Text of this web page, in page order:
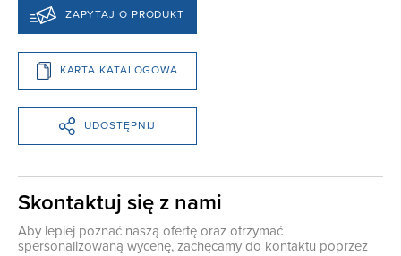
ZAPYTAJ O PRODUKT
KARTA KATALOGOWA
UDOSTĘPNIJ
Skontaktuj się z nami
Aby lepiej poznać naszą ofertę oraz otrzymać
spersonalizowaną wycenę, zachęcamy do kontaktu poprzez